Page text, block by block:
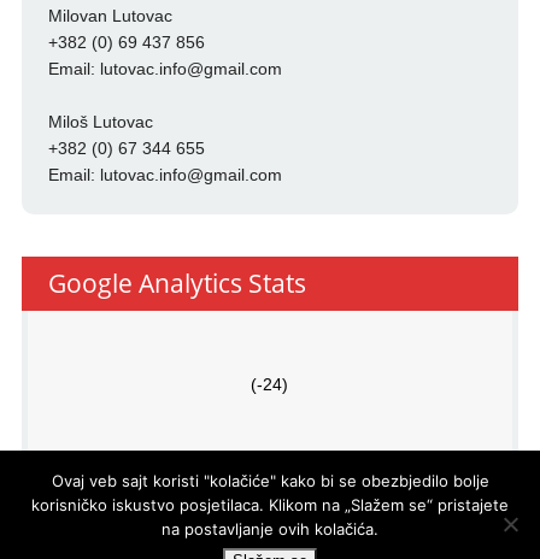
Milovan Lutovac
+382 (0) 69 437 856
Email: lutovac.info@gmail.com
Miloš Lutovac
+382 (0) 67 344 655
Email: lutovac.info@gmail.com
Google Analytics Stats
(-24)
- DEVELOPED BYPRO
Ovaj veb sajt koristi "kolačiće" kako bi se obezbjedilo bolje
korisničko iskustvo posjetilaca. Klikom na „Slažem se“ pristajete
na postavljanje ovih kolačića.